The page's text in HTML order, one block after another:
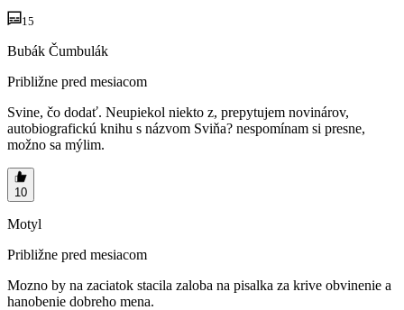
15
Bubák Čumbulák
Približne pred mesiacom
Svine, čo dodať. Neupiekol niekto z, prepytujem novinárov,
autobiografickú knihu s názvom Sviňa? nespomínam si presne,
možno sa mýlim.
10
Motyl
Približne pred mesiacom
Mozno by na zaciatok stacila zaloba na pisalka za krive obvinenie a
hanobenie dobreho mena.